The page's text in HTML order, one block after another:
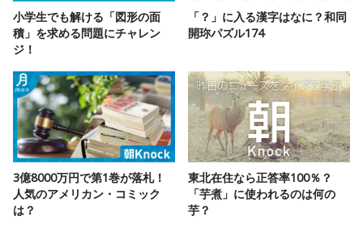
小学生でも解ける「図形の面
積」を求める問題にチャレン
ジ！
「？」に入る漢字はなに？和同
開珎パズル174
3億8000万円で第1巻が落札！
人気のアメリカン・コミック
は？
東北在住なら正答率100％？
「芋煮」に使われるのは何の
芋？